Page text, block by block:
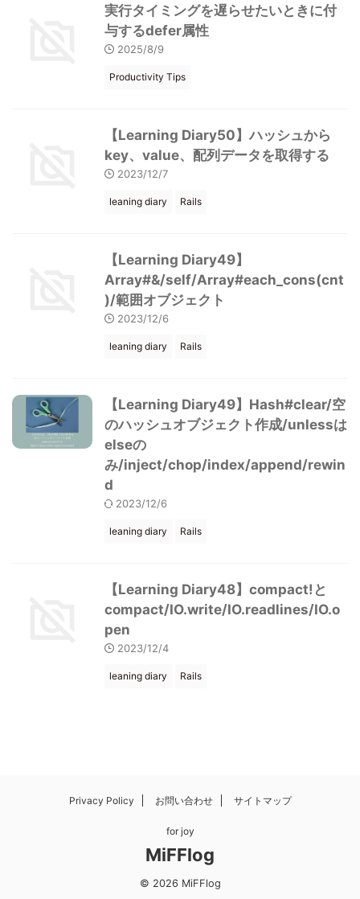
実行タイミングを遅らせたいときに付
与するdefer属性
2025/8/9
Productivity Tips
【Learning Diary50】ハッシュから
key、value、配列データを取得する
2023/12/7
leaning diary Rails
【Learning Diary49】
Array#&/self/Array#each_cons(cnt
)/範囲オブジェクト
2023/12/6
leaning diary Rails
【Learning Diary49】Hash#clear/空
のハッシュオブジェクト作成/unlessは
elseの
み/inject/chop/index/append/rewin
d
2023/12/6
leaning diary Rails
【Learning Diary48】compact!と
compact/IO.write/IO.readlines/IO.o
pen
2023/12/4
leaning diary Rails
Privacy Policy お問い合わせ サイトマップ
for joy
MiFFlog
© 2026 MiFFlog